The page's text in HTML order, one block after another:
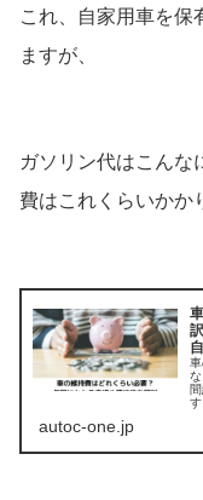
これ、自家用車を保
ますが、
ガソリン代はこんな
費はこれくらいかか
す
autoc-one.jp